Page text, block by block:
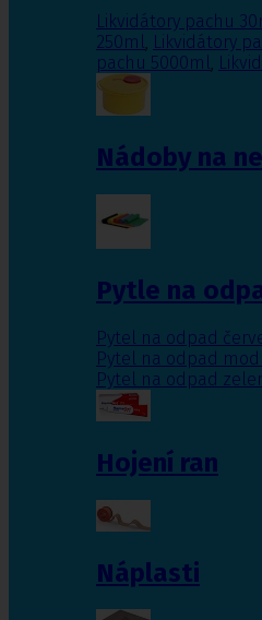
Likvidátory pachu
250ml, Likvidátory
pachu 5000ml,
Nádoby na
Pytle na
Pytel na odpad
Pytel na odpad
Pytel na odpad
Hojení ran
Náplasti